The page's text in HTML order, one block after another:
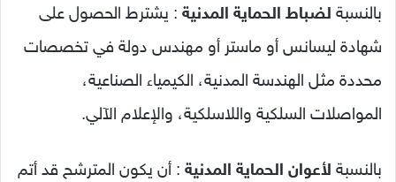
بالنسبة لضباط الحماية المدنية : يشترط الحصول على
شهادة ليسانس أو ماستر أو مهندس دولة في تخصصات
محددة مثل الهندسة المدنية، الكيمياء الصناعية،
المواصلات السلكية واللاسلكية، والإعلام الآلي.
بالنسبة لأعوان الحماية المدنية : أن يكون المترشح قد أتم